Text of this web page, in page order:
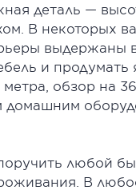
деталь —
В некоторых
выдержаны
и продумать
обзор на
домашним
любой
В